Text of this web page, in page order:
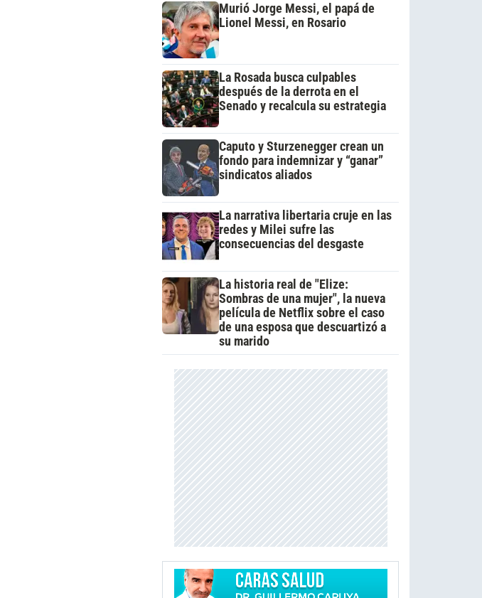
Murió Jorge Messi, el papá de
Lionel Messi, en Rosario
La Rosada busca culpables
después de la derrota en el
Senado y recalcula su estrategia
Caputo y Sturzenegger crean un
fondo para indemnizar y “ganar”
sindicatos aliados
La narrativa libertaria cruje en las
redes y Milei sufre las
consecuencias del desgaste
La historia real de "Elize:
Sombras de una mujer", la nueva
película de Netflix sobre el caso
de una esposa que descuartizó a
su marido